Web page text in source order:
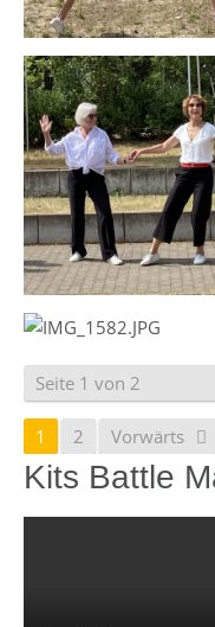
Seite 1 von 2
1 2 Vorwärts
Kits Battle